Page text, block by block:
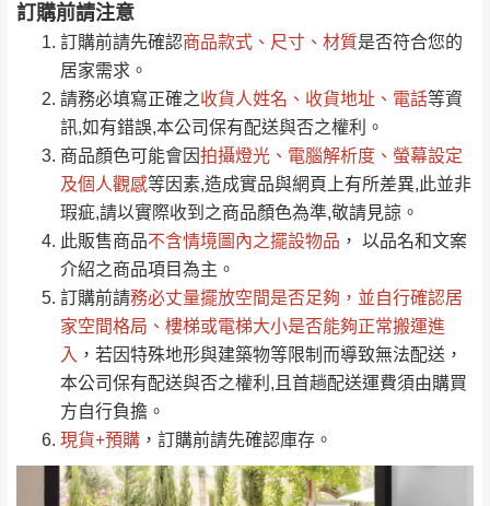
訂購前請注意
訂購前請先確認商品款式、尺寸、材質是否符合您的
居家需求。
請務必填寫正確之收貨人姓名、收貨地址、電話等資
訊,如有錯誤,本公司保有配送與否之權利。
商品顏色可能會因拍攝燈光、電腦解析度、螢幕設定
及個人觀感等因素,造成實品與網頁上有所差異,此並非
瑕疵,請以實際收到之商品顏色為準,敬請見諒。
此販售商品不含情境圖內之擺設物品 ， 以品名和文案
介紹之商品項目為主。
訂購前請務必丈量擺放空間是否足夠 ，並自行確認居
家空間格局、 樓梯或電梯大小是否能夠正常搬運進
入 ，若因特殊地形與建築物等限制而導致無法配送，
本公司保有配送與否之權利,且首趟配送運費須由購買
方自行負擔。
現貨+預購 ，訂購前請先確認庫存。
運 費 說 明
運送地區 運送費用
偏遠地區
（請先線上詢問 LINE
→@dershin ）
桃園
免 運
費
復興鄉
新竹
峨眉鄉、五峰鄉、
橫山、北埔鄉、尖
石鄉、寶山鄉山
區、新埔山區、芎
台北
注意事項：
由於品項繁多，網頁無法及時更新，如有需
要購買商品，請於出發前來電或到「官方
Line客服」來信確認商品是否有「現貨」與
「金額」。
若商品價格或庫存有異常，商家有權取消訂
單。部分網路商品恕無法更改原設計或客製，敬請
見諒！
接單後二日內(不含例假日)，我們客服會與您
電話聯絡或E-Mail通知確認訂單。
（線上客
服 LINE → @dershin）
下單前先詢問是否現貨 ，若未詢問下單後無
現貨我們客服會再來電或E-Mail與您聯絡
（洽詢方式請搜尋 Line ID →
地區恕無法提供運送 (詳見運送規章)。
0/5 (0)筆
全部 依評論高至低排列
依評論低至高排列 只顯示附上圖片
只顯示附上評論